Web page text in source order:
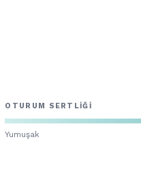
OTURUM SERTLIĞI
Yumuşak